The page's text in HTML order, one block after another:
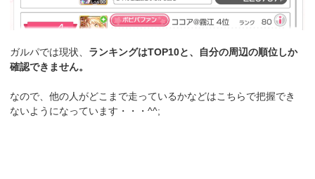
ガルパでは現状、 ランキングはTOP10と、自分の周辺の順位しか
確認できません。
なので、他の人がどこまで走っているかなどはこちらで把握でき
ないようになっています・・・^^;